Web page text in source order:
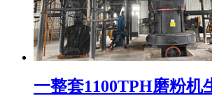
一整套1100TPH磨粉机